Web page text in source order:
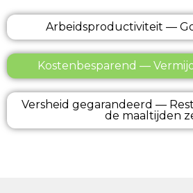
Arbeidsproductiviteit —
Kostenbesparend —
Versheid gegarandeerd —
de maaltijden